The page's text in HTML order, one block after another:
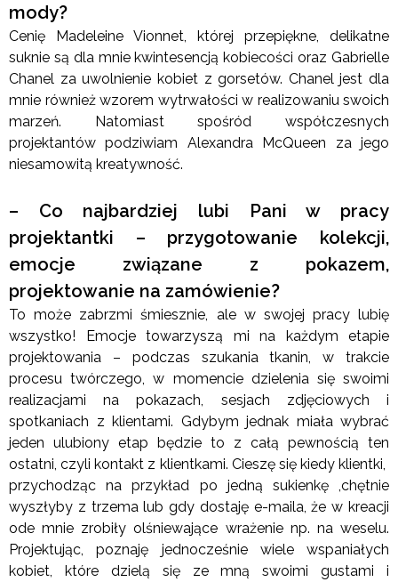
mody?
Cenię Madeleine Vionnet, której przepiękne, delikatne
suknie są dla mnie kwintesencją kobiecości oraz Gabrielle
Chanel za uwolnienie kobiet z gorsetów. Chanel jest dla
mnie również wzorem wytrwałości w realizowaniu swoich
marzeń. Natomiast spośród współczesnych
projektantów podziwiam Alexandra McQueen za jego
niesamowitą kreatywność.
– Co najbardziej lubi Pani w pracy
projektantki – przygotowanie kolekcji,
emocje związane z pokazem,
projektowanie na zamówienie?
To może zabrzmi śmiesznie, ale w swojej pracy lubię
wszystko! Emocje towarzyszą mi na każdym etapie
projektowania – podczas szukania tkanin, w trakcie
procesu twórczego, w momencie dzielenia się swoimi
realizacjami na pokazach, sesjach zdjęciowych i
spotkaniach z klientami. Gdybym jednak miała wybrać
jeden ulubiony etap będzie to z całą pewnością ten
ostatni, czyli kontakt z klientkami. Cieszę się kiedy klientki,
przychodząc na przykład po jedną sukienkę ,chętnie
wyszłyby z trzema lub gdy dostaję e-maila, że w kreacji
ode mnie zrobiły olśniewające wrażenie np. na weselu.
Projektując, poznaję jednocześnie wiele wspaniałych
kobiet, które dzielą się ze mną swoimi gustami i